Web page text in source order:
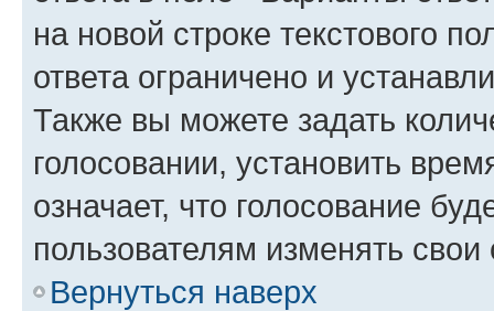
на новой строке текстового
ответа ограничено и
Также вы можете задать
голосовании, установить
означает, что голосование
пользователям изменять свои
Вернуться наверх